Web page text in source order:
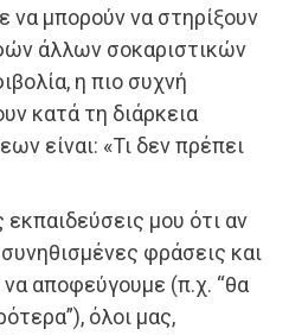
μπορούν να στηρίξουν
άλλων σοκαριστικών
η πιο συχνή
κατά τη διάρκεια
είναι: «Τι δεν πρέπει
εκπαιδεύσεις μου ότι αν
φράσεις και
να αποφεύγουμε (π.χ. “θα
όλοι μας,